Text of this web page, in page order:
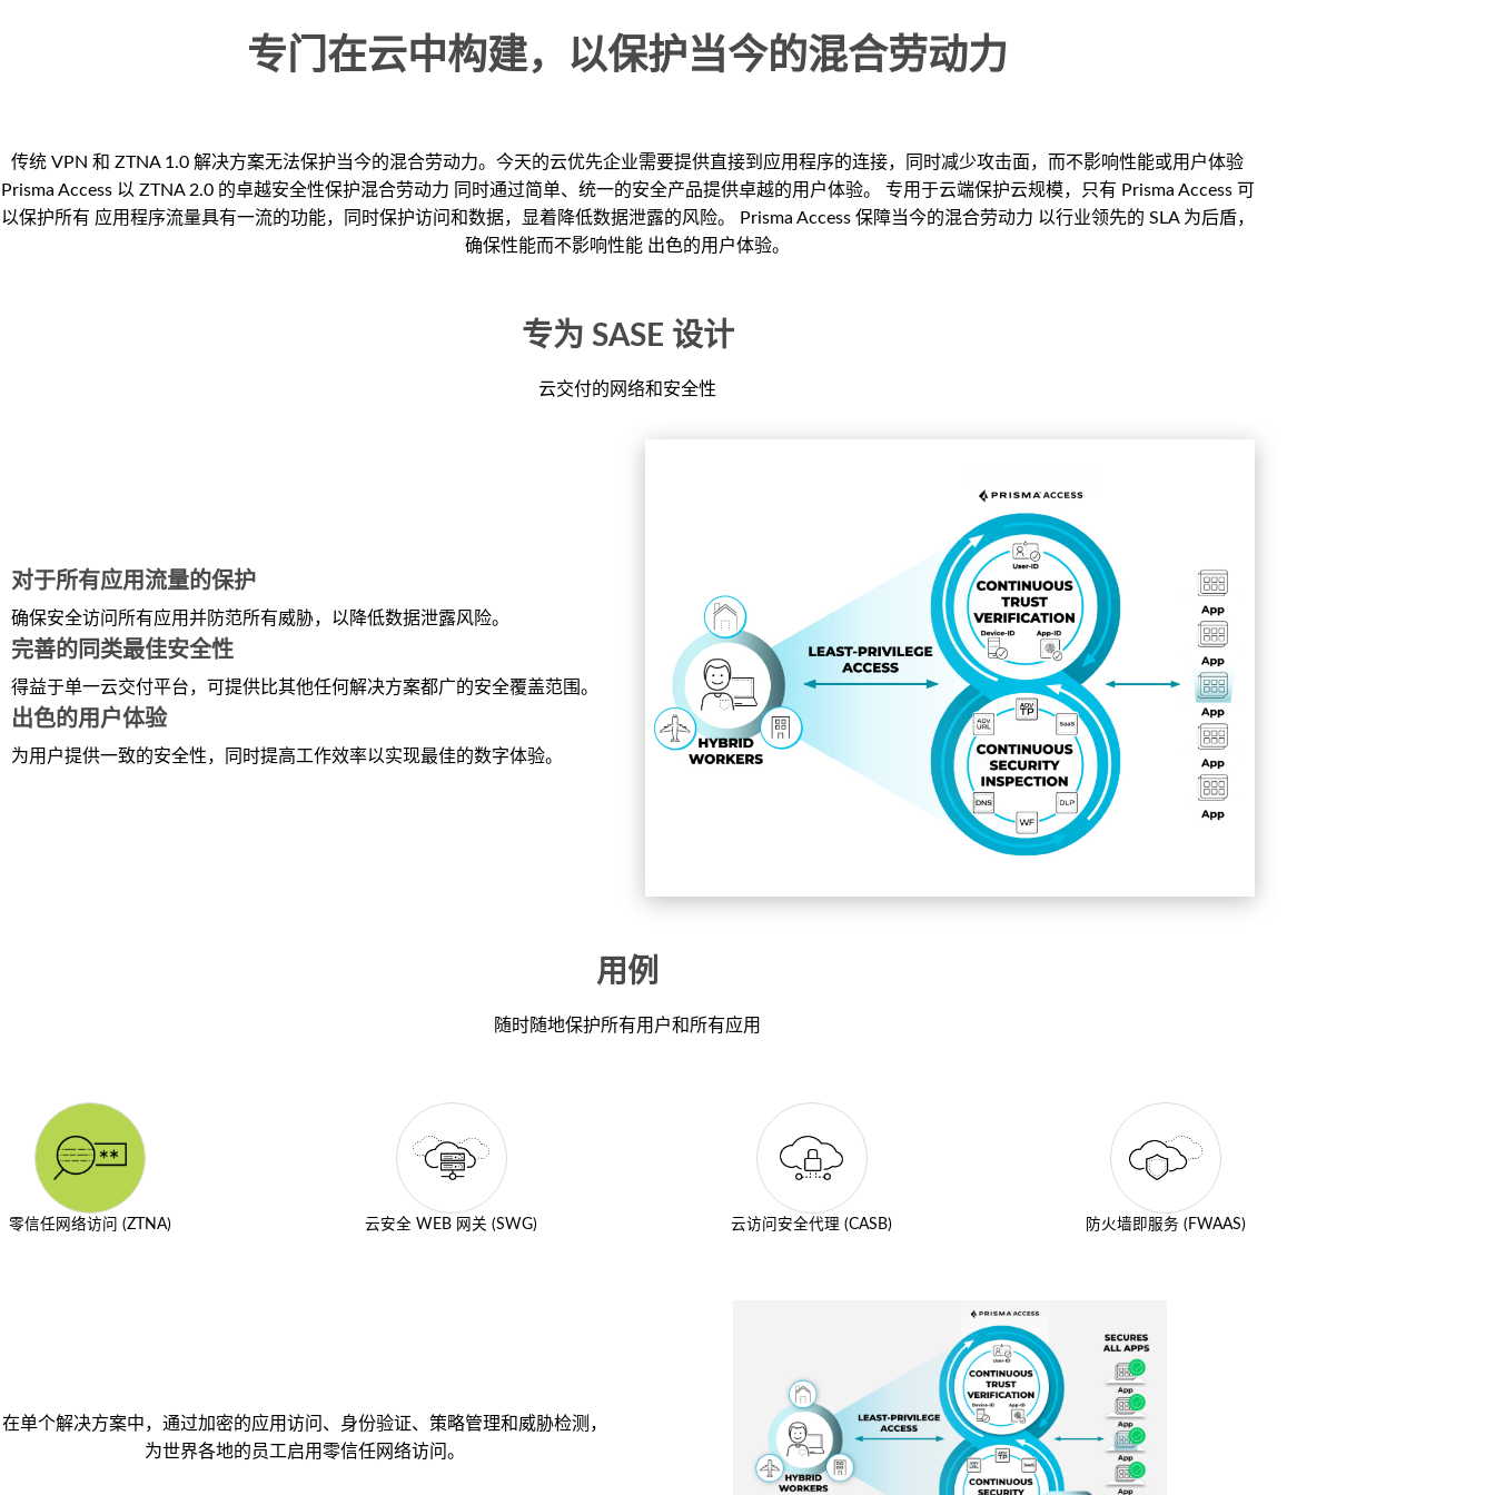
专门在云中构建，以保护当今的混合劳动力
传统 VPN 和 ZTNA 1.0 解决方案无法保护当今的混合劳动力。今天的云优先企业需要提供直接到应用程序的连接，同时减少攻击面，而不影响性能或用户体验
Prisma Access 以 ZTNA 2.0 的卓越安全性保护混合劳动力 同时通过简单、统一的安全产品提供卓越的用户体验。 专用于云端保护云规模，只有 Prisma Access 可
以保护所有 应用程序流量具有一流的功能，同时保护访问和数据，显着降低数据泄露的风险。 Prisma Access 保障当今的混合劳动力 以行业领先的 SLA 为后盾，
确保性能而不影响性能 出色的用户体验。
专为 SASE 设计
云交付的网络和安全性
对于所有应用流量的保护
确保安全访问所有应用并防范所有威胁，以降低数据泄露风险。
完善的同类最佳安全性
得益于单一云交付平台，可提供比其他任何解决方案都广的安全覆盖范围。
出色的用户体验
为用户提供一致的安全性，同时提高工作效率以实现最佳的数字体验。
用例
随时随地保护所有用户和所有应用
零信任网络访问 (ZTNA) 云安全 WEB 网关 (SWG) 云访问安全代理 (CASB) 防火墙即服务 (FWAAS)
在单个解决方案中，通过加密的应用访问、身份验证、策略管理和威胁检测，
为世界各地的员工启用零信任网络访问。